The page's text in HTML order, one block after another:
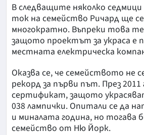
В следващите няколко
ток на семейство Ричард ще
многократно. Въпреки това
защото проектът за украса е
местната електрическа
Оказва се, че семейството не
рекорд за първи път. През
сертификат, защото
038 лампички. Опитали се да
и миналата година, но тогава
семейство от Ню Йорк.